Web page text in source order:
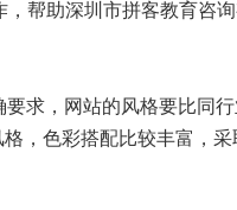
帮助深圳市拼客教育咨
求，网站的风格要比同
，色彩搭配比较丰富，采